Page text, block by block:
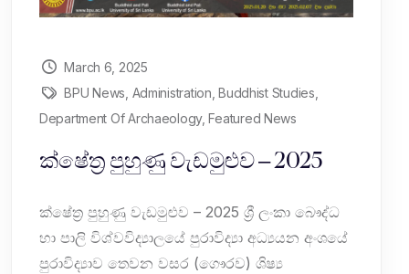
March 6, 2025
BPU News, Administration, Buddhist Studies,
Department Of Archaeology, Featured News
ක්ෂේත්‍ර පුහුණු වැඩමුළුව – 2025
ක්ෂේත්‍ර පුහුණු වැඩමුළුව – 2025 ශ්‍රී ලංකා බෞද්ධ
හා පාලි විශ්වවිද්‍යාලයේ පුරාවිද්‍යා අධ්‍යයන අංශයේ
පුරාවිද්‍යාව තෙවන වසර (ගෞරව) ශිෂ්‍ය